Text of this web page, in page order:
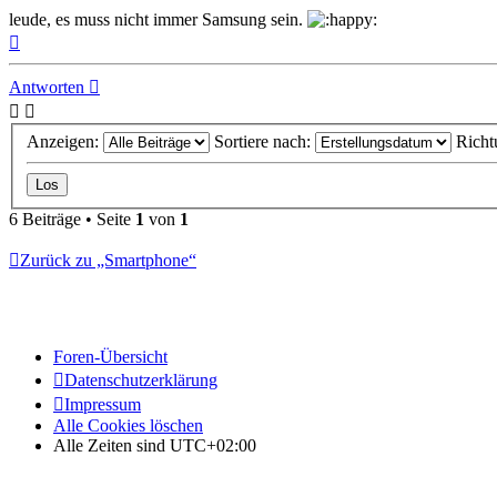
leude, es muss nicht immer Samsung sein.
Antworten
Anzeigen: Sortiere nach:
6 Beiträge • Seite 1 von 1
Zurück zu „Smartphone“
Foren-Übersicht
Datenschutzerklärung
Impressum
Alle Cookies löschen
Alle Zeiten sind UTC+02:00